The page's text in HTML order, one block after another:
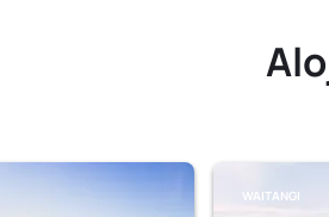
WAITANGI